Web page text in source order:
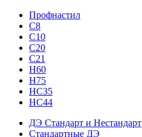
Профнастил
С8
С10
С20
С21
H60
H75
HС35
НС44
ДЭ Стандарт и Нестандарт
Стандартные ДЭ